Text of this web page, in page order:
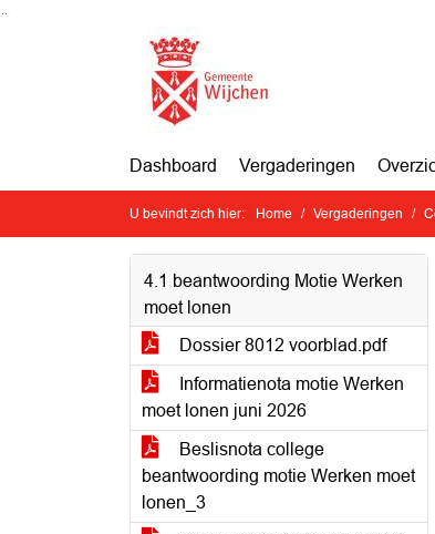
Ga naar de inhoud van deze pagina
Dashboard Vergaderingen
U bevindt zich hier: Home Vergaderingen
4.1 beantwoording Motie Werken
moet lonen
Dossier 8012 voorblad.pdf
Informatienota motie Werken
moet lonen juni 2026
Beslisnota college
beantwoording motie Werken moet
lonen_3